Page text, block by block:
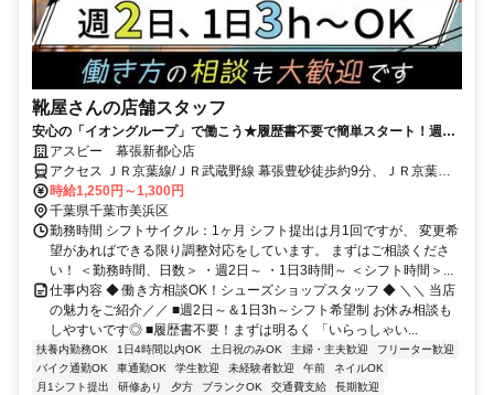
靴屋さんの店舗スタッフ
安心の「イオングループ」で働こう★履歴書不要で簡単スタート！週2
日～＆1日3h～ライフスタイルに合わせて無理なく勤務OK
アスビー 幕張新都心店
アクセス ＪＲ京葉線/ＪＲ武蔵野線 幕張豊砂徒歩約9分、ＪＲ京葉線/
ＪＲ武蔵野線 海浜幕張北口徒歩約20分、ＪＲ京葉線/ＪＲ武蔵野線 新
習志野南口徒歩約32分 「幕張豊砂」駅直結
時給1,250円～1,300円
千葉県千葉市美浜区
勤務時間 シフトサイクル：1ヶ月 シフト提出は月1回ですが、 変更希
望があればできる限り調整対応をしています。 まずはご相談くださ
い！ ＜勤務時間、日数＞ ・週2日～ ・1日3時間～ ＜シフト時間＞...
仕事内容 ◆ 働き方相談OK！シューズショップスタッフ ◆ ＼＼ 当店
の魅力をご紹介／／ ■週2日～＆1日3h～シフト希望制 お休み相談も
しやすいです◎ ■履歴書不要！まずは明るく 「いらっしゃい...
扶養内勤務OK 1日4時間以内OK 土日祝のみOK 主婦・主夫歓迎
フリーター歓迎
バイク通勤OK
車通勤OK 学生歓迎 未経験者歓迎 午前
ネイルOK
月1シフト提出
研修あり 夕方 ブランクOK 交通費支給
長期歓迎